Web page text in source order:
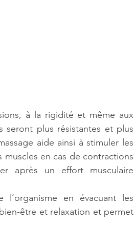
à la rigidité et même aux
seront plus résistantes et plus
aide ainsi à stimuler les
muscles en cas de contractions
après un effort musculaire
en évacuant les
être et relaxation et permet